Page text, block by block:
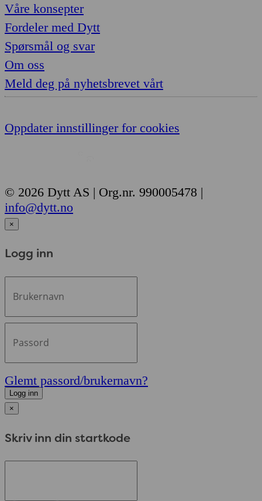
Våre konsepter
Fordeler med Dytt
Spørsmål og svar
Om oss
Meld deg på nyhetsbrevet vårt
Oppdater innstillinger for cookies
© 2026 Dytt AS | Org.nr. 990005478 |
info@dytt.no
×
Logg inn
Glemt passord/brukernavn?
Logg inn
×
Skriv inn din startkode